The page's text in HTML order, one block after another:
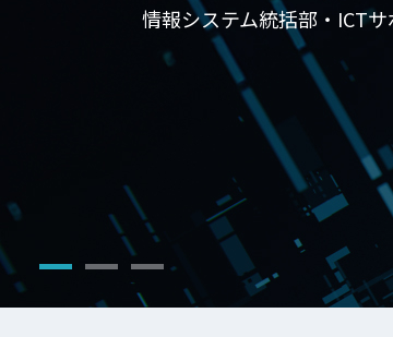
情報システム統括部・ICT